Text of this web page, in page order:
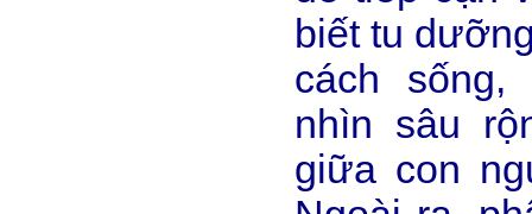
biết tu
cách
nhìn sâu
giữa con